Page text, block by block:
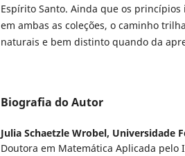
Espírito Santo. Ainda que os
em ambas as coleções, o caminho
naturais e bem distinto quando da
Biografia do Autor
Julia Schaetzle Wrobel, Universidade
Doutora em Matemática Aplicada